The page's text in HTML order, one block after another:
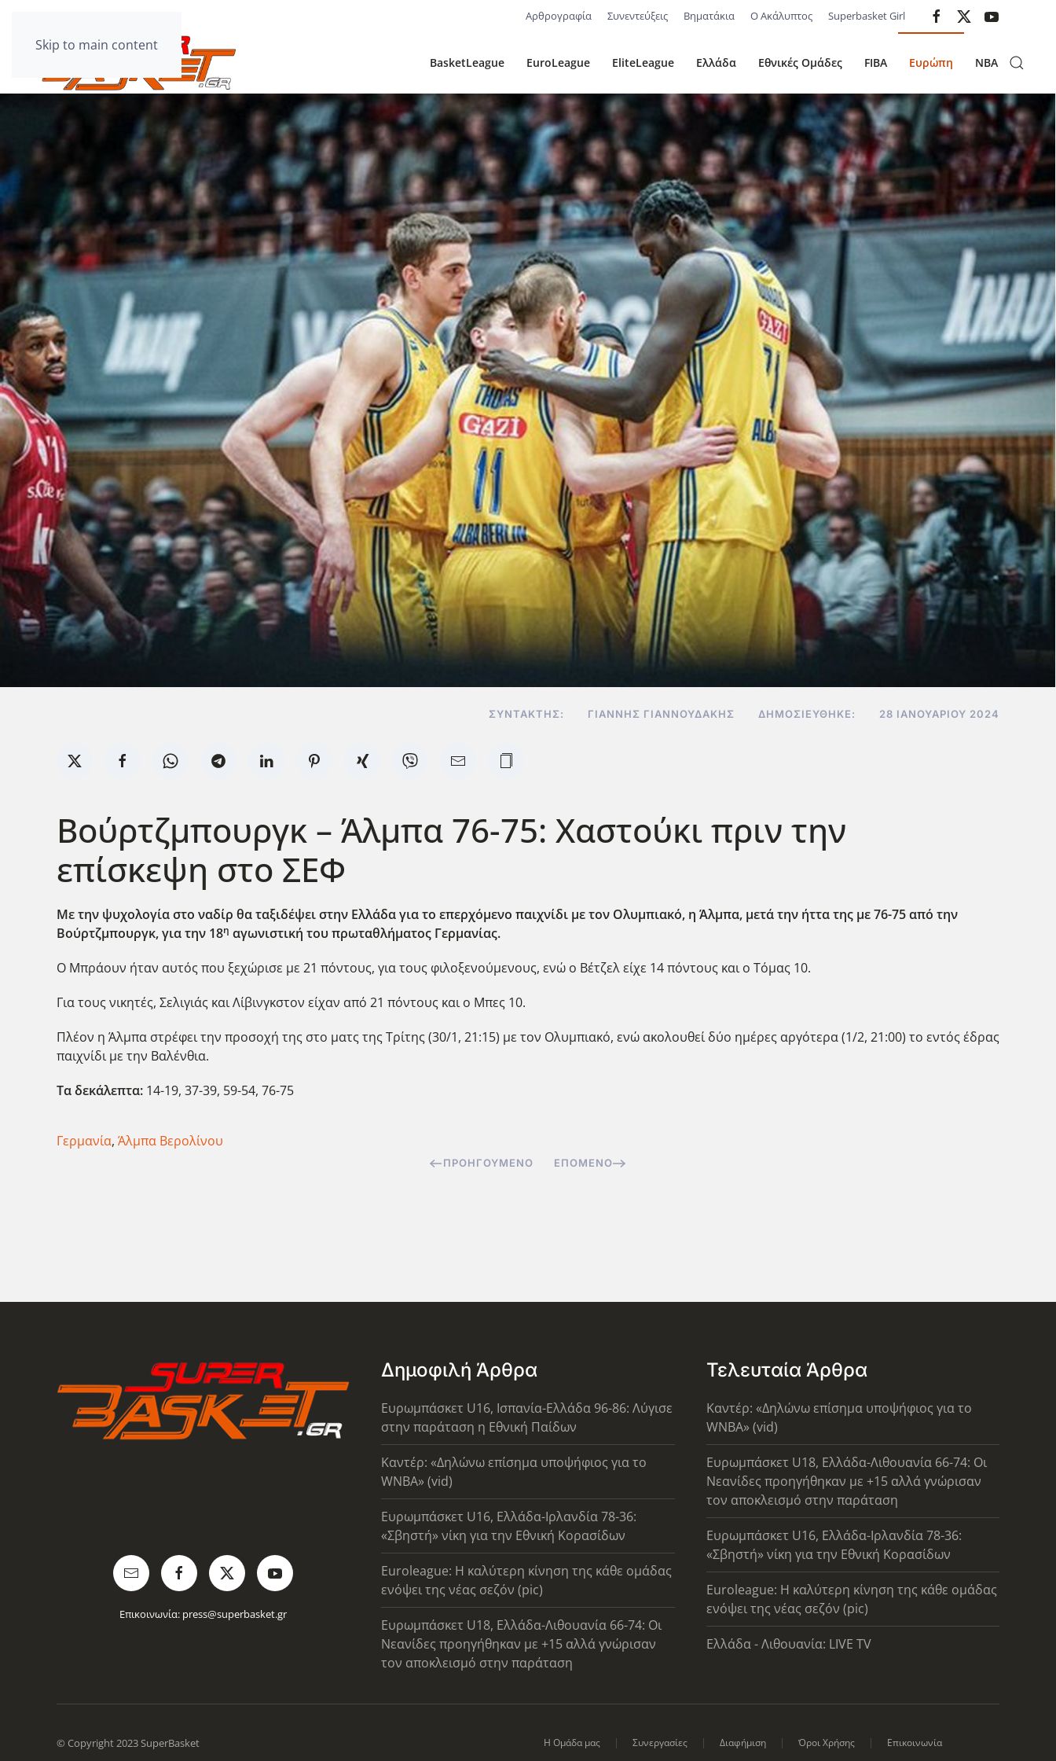
Skip to main content
Αρθρογραφία Συνεντεύξεις Βηματάκια Ο Ακάλυπτος Superbasket Girl
BasketLeague EuroLeague EliteLeague Ελλάδα Εθνικές Ομάδες FIBA Ευρώπη NBA
ΣΥΝΤΆΚΤΗΣ: ΓΙΆΝΝΗΣ ΓΙΑΝΝΟΥΔΆΚΗΣ ΔΗΜΟΣΙΕΎΘΗΚΕ: 28 ΙΑΝΟΥΑΡΊΟΥ 2024
Βούρτζμπουργκ – Άλμπα 76-75: Χαστούκι πριν την
επίσκεψη στο ΣΕΦ
Με την ψυχολογία στο ναδίρ θα ταξιδέψει στην Ελλάδα για το επερχόμενο παιχνίδι με τον Ολυμπιακό, η Άλμπα, μετά την ήττα της με 76-75 από την
Βούρτζμπουργκ, για την 18η αγωνιστική του πρωταθλήματος Γερμανίας.
Ο Μπράουν ήταν αυτός που ξεχώρισε με 21 πόντους, για τους φιλοξενούμενους, ενώ ο Βέτζελ είχε 14 πόντους και ο Τόμας 10.
Για τους νικητές, Σελιγιάς και Λίβινγκστον είχαν από 21 πόντους και ο Μπες 10.
Πλέον η Άλμπα στρέφει την προσοχή της στο ματς της Τρίτης (30/1, 21:15) με τον Ολυμπιακό, ενώ ακολουθεί δύο ημέρες αργότερα (1/2, 21:00) το εντός έδρας
παιχνίδι με την Βαλένθια.
Τα δεκάλεπτα: 14-19, 37-39, 59-54, 76-75
Γερμανία, Άλμπα Βερολίνου
ΠΡΟΗΓΟΎΜΕΝΟ ΕΠΌΜΕΝΟ
Επικοινωνία: press@superbasket.gr
Δημοφιλή Άρθρα
Ευρωμπάσκετ U16, Ισπανία-Ελλάδα 96-86: Λύγισε
στην παράταση η Εθνική Παίδων
Καντέρ: «Δηλώνω επίσημα υποψήφιος για το
WNBA» (vid)
Ευρωμπάσκετ U16, Ελλάδα-Ιρλανδία 78-36:
«Σβηστή» νίκη για την Εθνική Κορασίδων
Euroleague: Η καλύτερη κίνηση της κάθε ομάδας
ενόψει της νέας σεζόν (pic)
Ευρωμπάσκετ U18, Ελλάδα-Λιθουανία 66-74: Οι
Νεανίδες προηγήθηκαν με +15 αλλά γνώρισαν
τον αποκλεισμό στην παράταση
Τελευταία Άρθρα
Καντέρ: «Δηλώνω επίσημα υποψήφιος για το
WNBA» (vid)
Ευρωμπάσκετ U18, Ελλάδα-Λιθουανία 66-74: Οι
Νεανίδες προηγήθηκαν με +15 αλλά γνώρισαν
τον αποκλεισμό στην παράταση
Ευρωμπάσκετ U16, Ελλάδα-Ιρλανδία 78-36:
«Σβηστή» νίκη για την Εθνική Κορασίδων
Euroleague: Η καλύτερη κίνηση της κάθε ομάδας
ενόψει της νέας σεζόν (pic)
Ελλάδα - Λιθουανία: LIVE TV
© Copyright 2023 SuperBasket Η Ομάδα μας Συνεργασίες Διαφήμιση Όροι Χρήσης Επικοινωνία